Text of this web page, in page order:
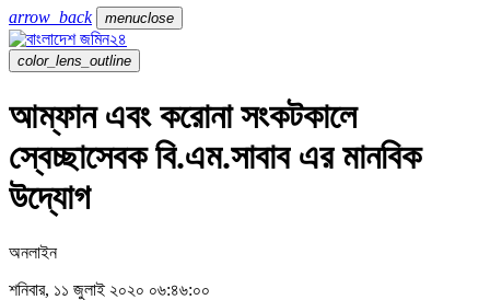
arrow_back menuclose
color_lens_outline
আম্ফান এবং করোনা সংকটকালে
স্বেচ্ছাসেবক বি.এম.সাবাব এর মানবিক
উদ্যোগ
অনলাইন
শনিবার, ১১ জুলাই ২০২০ ০৬:৪৬:০০